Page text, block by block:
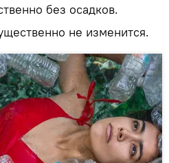
без осадков.
не изменится.